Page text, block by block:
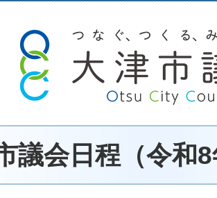
議会日程（令和